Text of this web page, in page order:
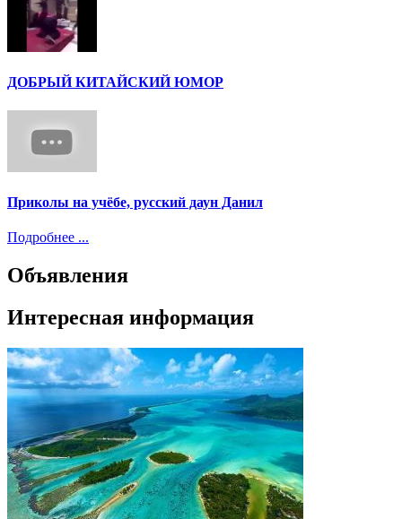
ДОБРЫЙ КИТАЙСКИЙ ЮМОР
Приколы на учёбе, русский даун Данил
Подробнее ...
Объявления
Интересная информация